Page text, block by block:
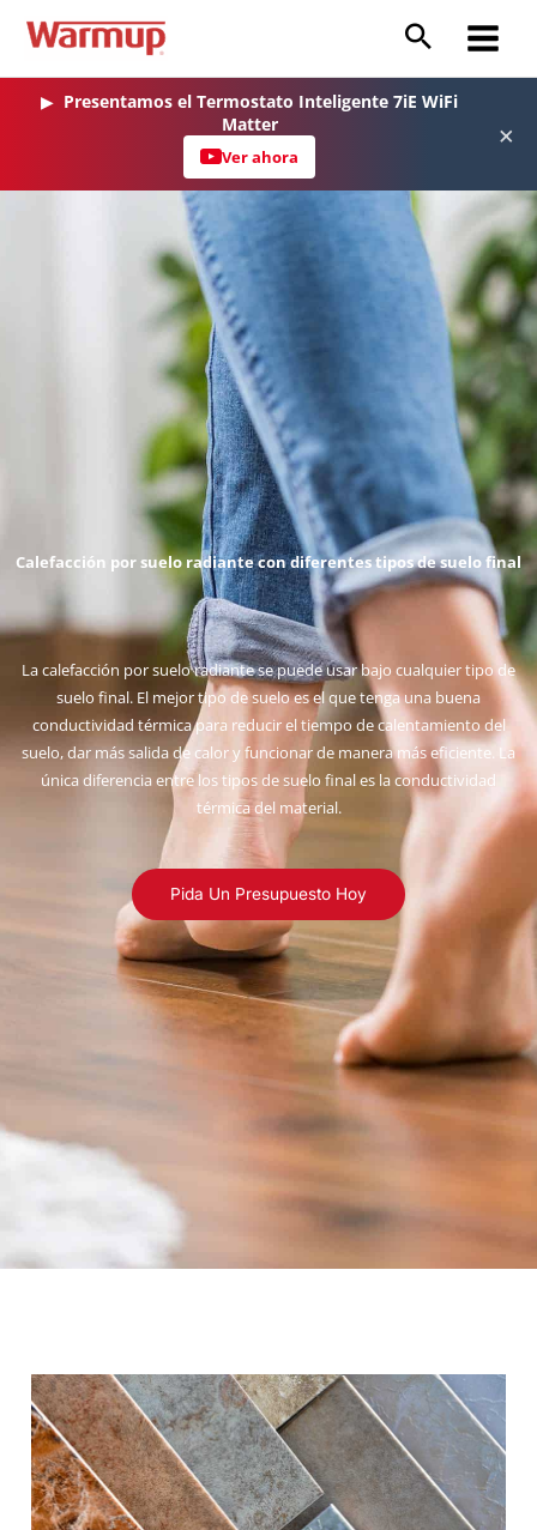
Main
▶ Presentamos el Termostato Inteligente 7iE WiFi
Matter
Ver ahora
×
Calefacción por suelo radiante con diferentes tipos de suelo final
La calefacción por suelo radiante se puede usar bajo cualquier tipo de
suelo final. El mejor tipo de suelo es el que tenga una buena
conductividad térmica para reducir el tiempo de calentamiento del
suelo, dar más salida de calor y funcionar de manera más eficiente. La
única diferencia entre los tipos de suelo final es la conductividad
térmica del material.
Pida Un Presupuesto Hoy